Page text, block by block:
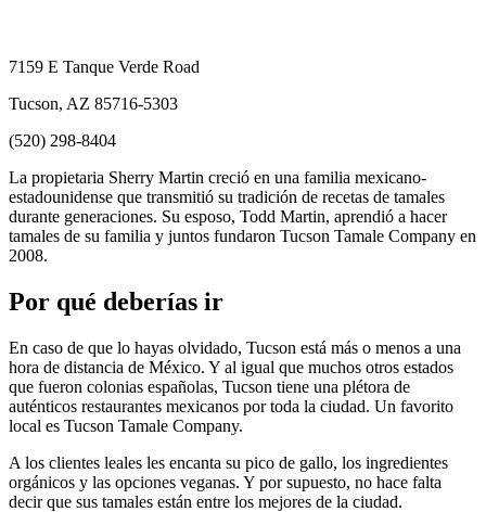
7159 E Tanque Verde Road
Tucson, AZ 85716-5303
(520) 298-8404
La propietaria Sherry Martin creció en una familia mexicano-
estadounidense que transmitió su tradición de recetas de tamales
durante generaciones. Su esposo, Todd Martin, aprendió a hacer
tamales de su familia y juntos fundaron Tucson Tamale Company en
2008.
Por qué deberías ir
En caso de que lo hayas olvidado, Tucson está más o menos a una
hora de distancia de México. Y al igual que muchos otros estados
que fueron colonias españolas, Tucson tiene una plétora de
auténticos restaurantes mexicanos por toda la ciudad. Un favorito
local es Tucson Tamale Company.
A los clientes leales les encanta su pico de gallo, los ingredientes
orgánicos y las opciones veganas. Y por supuesto, no hace falta
decir que sus tamales están entre los mejores de la ciudad.